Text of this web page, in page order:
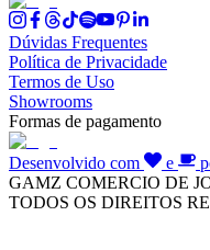
Dúvidas Frequentes
Política de Privacidade
Termos de Uso
Showrooms
Formas de pagamento
Desenvolvido com e
GAMZ COMERCIO DE
TODOS OS DIREITOS